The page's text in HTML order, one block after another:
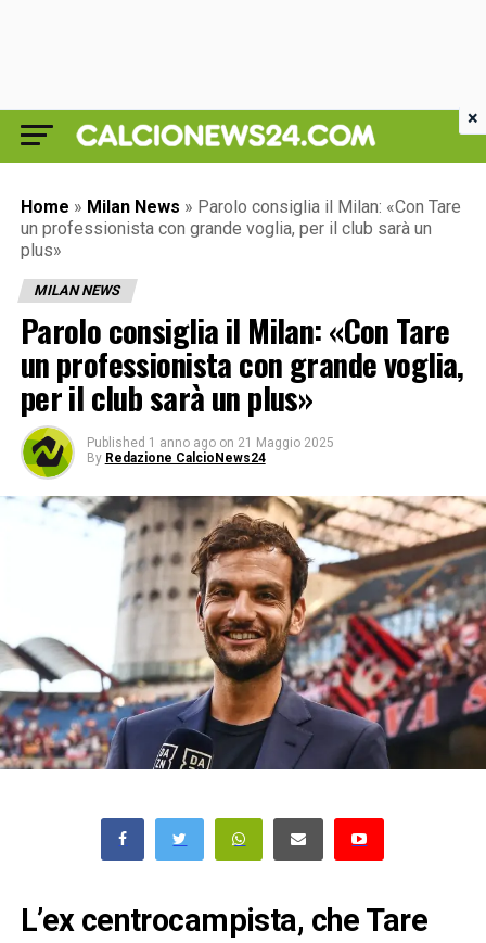
Home » Milan News » Parolo consiglia il Milan: «Con Tare
un professionista con grande voglia, per il club sarà un
plus»
MILAN NEWS
Parolo consiglia il Milan: «Con Tare
un professionista con grande voglia,
per il club sarà un plus»
Published 1 anno ago on 21 Maggio 2025
By Redazione CalcioNews24
L’ex centrocampista, che Tare
×